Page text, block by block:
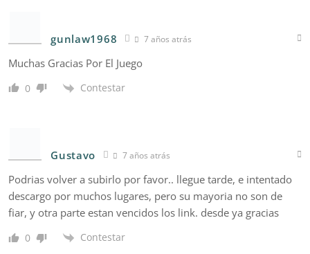
gunlaw1968 7 años atrás
Muchas Gracias Por El Juego
0 Contestar
Gustavo 7 años atrás
Podrias volver a subirlo por favor.. llegue tarde, e intentado
descargo por muchos lugares, pero su mayoria no son de
fiar, y otra parte estan vencidos los link. desde ya gracias
0 Contestar